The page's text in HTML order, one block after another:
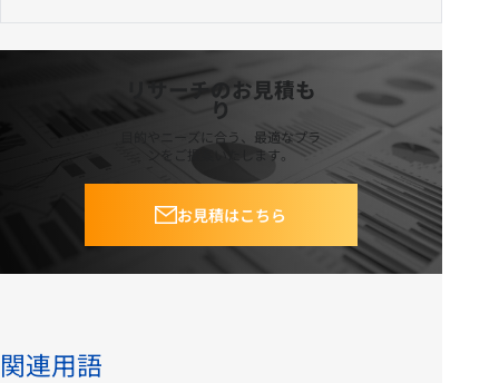
リサーチのお見積も
り
目的やニーズに合う、最適なプラ
ンをご提案いたします。
お見積はこちら
関連用語